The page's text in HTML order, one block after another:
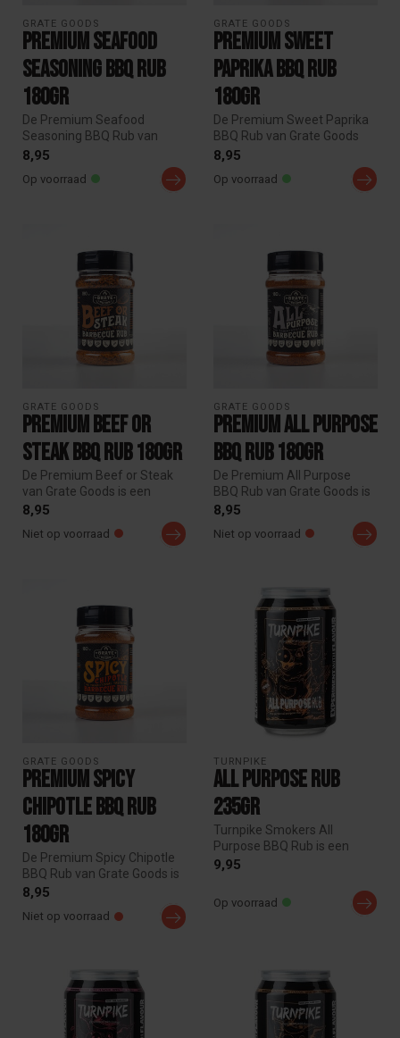
GRATE GOODS
Premium Seafood
Seasoning BBQ Rub
180gr
De Premium Seafood
Seasoning BBQ Rub van
Grate Goods is een mild
8,95
Op voorraad
GRATE GOODS
Premium Sweet
Paprika BBQ Rub
180gr
De Premium Sweet Paprika
BBQ Rub van Grate Goods
geeft een lekkere volle
8,95
Op voorraad
GRATE GOODS
Premium Beef or
Steak BBQ Rub 180gr
De Premium Beef or Steak
van Grate Goods is een
bijzondere rub met
8,95
Niet op voorraad
GRATE GOODS
Premium All Purpose
BBQ Rub 180gr
De Premium All Purpose
BBQ Rub van Grate Goods is
de perfecte basisrub voor op
8,95
Niet op voorraad
GRATE GOODS
Premium Spicy
Chipotle BBQ Rub
180gr
De Premium Spicy Chipotle
BBQ Rub van Grate Goods is
een pittige rub met een een...
8,95
Niet op voorraad
TURNPIKE
All Purpose Rub
235gr
Turnpike Smokers All
Purpose BBQ Rub is een
veelzijdige rub voor alle
9,95
Op voorraad